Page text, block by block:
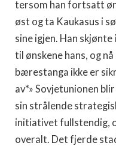
tersom han fortsatt
øst og ta Kaukasus i
sine igjen. Han
til ønskene hans, og
bærestanga ikke er
av*» Sovjetunionen
sin strålende
initiativet fullstendig,
over­alt. Det fjerde